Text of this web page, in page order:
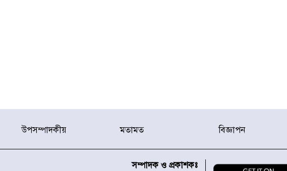
উপসম্পাদকীয় মতামত বিজ্ঞাপন
সম্পাদক ও প্রকাশকঃ